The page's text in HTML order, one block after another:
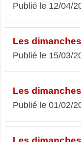
Publié le 12/04/
Les
Publié le 15/03/
Les
Publié le 01/02/